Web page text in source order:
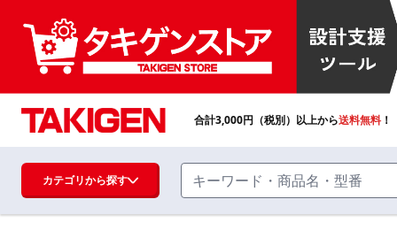
合計3,000円（税別）以上から送料無料
カテゴリから探す